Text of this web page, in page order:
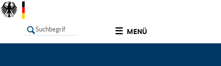
MENÜ